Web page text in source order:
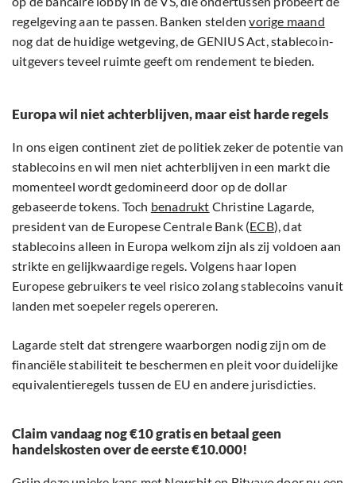
regelgeving aan te passen. Banken steldenvorige maand
nog dat de huidige wetgeving, de GENIUS Act, stablecoin-
uitgevers teveel ruimte geeft om rendement te bieden.
Europa wil niet achterblijven, maar eist harde regels
In ons eigen continent ziet de politiek zeker de potentie van
stablecoins en wil men niet achterblijven in een markt die
momenteel wordt gedomineerd door op de dollar
gebaseerde tokens. Toch benadrukt Christine Lagarde,
president van de Europese Centrale Bank (ECB), dat
stablecoins alleen in Europa welkom zijn als zij voldoen aan
strikte en gelijkwaardige regels. Volgens haar lopen
Europese gebruikers te veel risico zolang stablecoins vanuit
landen met soepeler regels opereren.
Lagarde stelt dat strengere waarborgen nodig zijn om de
financiële stabiliteit te beschermen en pleit voor duidelijke
equivalentieregels tussen de EU en andere jurisdicties.
Claim vandaag nog €10 gratis en betaal geen
handelskosten over de eerste €10.000!